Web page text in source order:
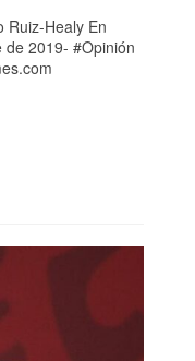
Ruiz-Healy En
de 2019- #Opinión